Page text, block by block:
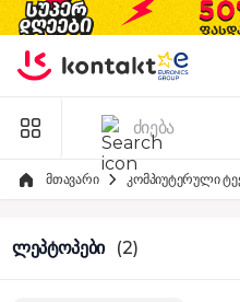
Skip to Content
მთავარი კომპიუტერული
ლეპტოპები (2)